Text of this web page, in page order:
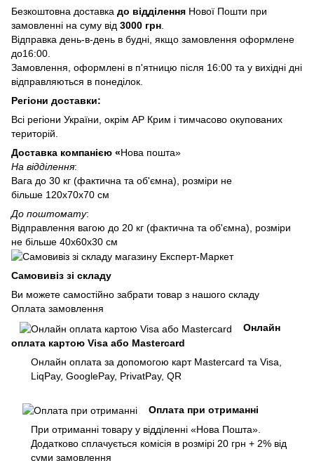
Безкоштовна доставка до відділення Нової Пошти при
замовленні на суму від 3000 грн
Відправка день-в-день в будні, якщо замовлення оформлене
до16:00.
Замовлення, оформлені в п'ятницю після 16:00 та у вихідні дні
відправляються в понеділок.
Регіони доставки:
Всі регіони України, окрім АР Крим і тимчасово окупованих
територій.
Доставка компанією «Нова пошта»
На відділення:
Вага до 30 кг (фактична та об'ємна), розміри не
більше 120х70х70 см
До поштомату:
Відправлення вагою до 20 кг (фактична та об'ємна), розміри
не більше 40х60х30 см
Самовивіз зі складу
Ви можете самостійно забрати товар з нашого складу
Оплата замовлення
Онлайн
оплата картою Visa або Mastercard
Онлайн оплата за допомогою карт Mastercard та Visa,
LiqPay, GooglePay, PrivatPay, QR
Оплата при отриманні
При отриманні товару у відділенні «Нова Пошта».
Додатково сплачується комісія в розмірі 20 грн + 2% від
суми замовлення